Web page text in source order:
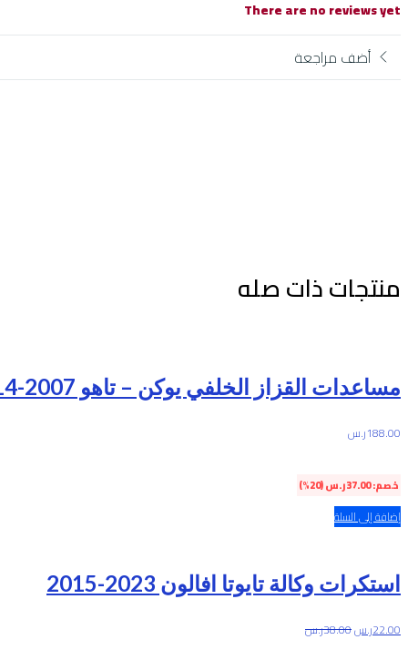
There are no reviews yet
أضف مراجعة
منتجات ذات صله
مساعدات القزاز الخلفي يوكن – تاهو 2007-2014 صناعة ياباني
188.00ر.س
خصم:37.00ر.س(20%)
إضافة إلى السلة
استكرات وكالة تايوتا افالون 2023-2015
22.00ر.س38.00ر.س